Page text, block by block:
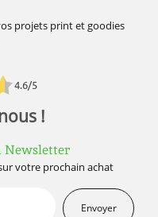
4.6/5
projets print et goodies
!
Newsletter
votre prochain achat
Envoyer